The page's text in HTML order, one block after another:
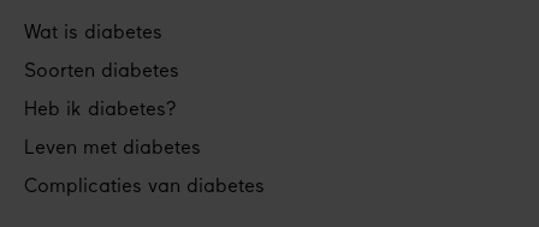
Footer
navigation
Wat is diabetes
Soorten diabetes
Heb ik diabetes?
Leven met diabetes
Complicaties van diabetes